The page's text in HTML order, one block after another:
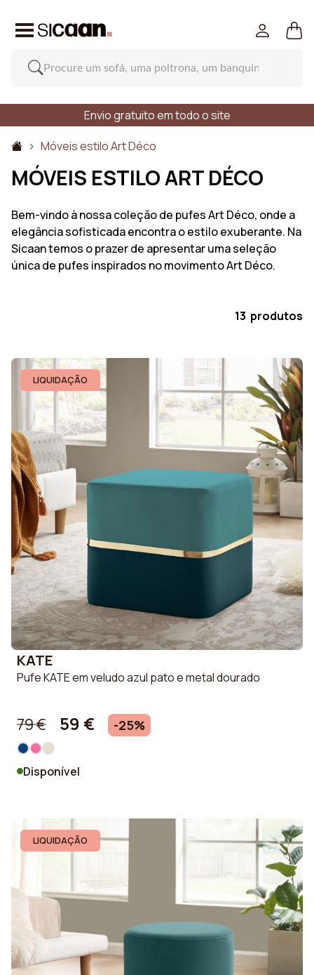
Envio gratuito em todo o site
Móveis estilo Art Déco
MÓVEIS ESTILO ART DÉCO
Bem-vindo à nossa coleção de pufes Art Déco, onde a
elegância sofisticada encontra o estilo exuberante. Na
Sicaan temos o prazer de apresentar uma seleção
única de pufes inspirados no movimento Art Déco.
13 produtos
LIQUIDAÇÃO
KATE
Pufe KATE em veludo azul pato e metal dourado
79 € 59 € -25%
Disponível
LIQUIDAÇÃO